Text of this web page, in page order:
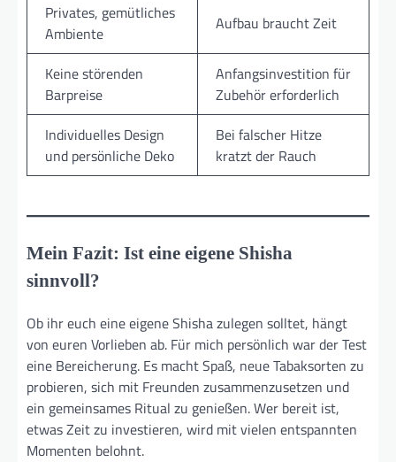
Privates, gemütliches
Ambiente
Aufbau braucht Zeit
Keine störenden
Barpreise
Anfangsinvestition für
Zubehör erforderlich
Individuelles Design
und persönliche Deko
Bei falscher Hitze
kratzt der Rauch
Mein Fazit: Ist eine eigene Shisha
sinnvoll?
Ob ihr euch eine eigene Shisha zulegen solltet, hängt
von euren Vorlieben ab. Für mich persönlich war der Test
eine Bereicherung. Es macht Spaß, neue Tabaksorten zu
probieren, sich mit Freunden zusammenzusetzen und
ein gemeinsames Ritual zu genießen. Wer bereit ist,
etwas Zeit zu investieren, wird mit vielen entspannten
Momenten belohnt.